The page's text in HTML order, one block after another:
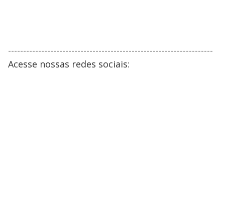
--------------------------------------------------------------------
Acesse nossas redes sociais: